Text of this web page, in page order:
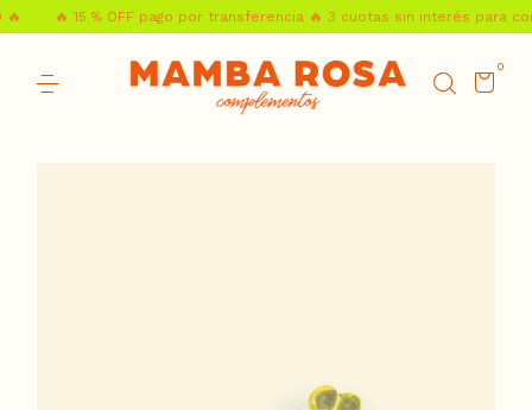
🔥 15 % OFF pago por transferencia 🔥 3 cuotas sin interés para
0